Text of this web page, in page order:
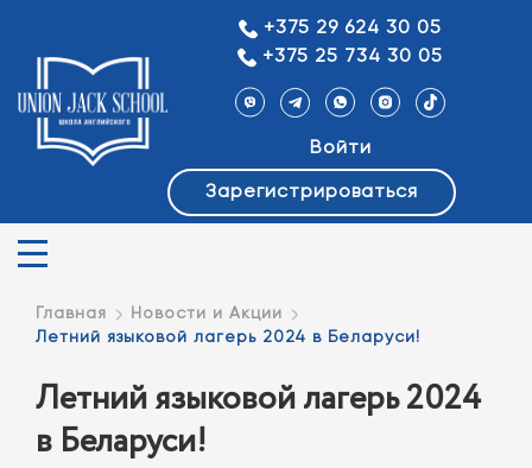
+375 29 624 30 05
+375 25 734 30 05
Войти
Зарегистрироваться
Главная
Новости и Акции
Летний языковой лагерь 2024 в Беларуси!
Летний языковой лагерь 2024
в Беларуси!